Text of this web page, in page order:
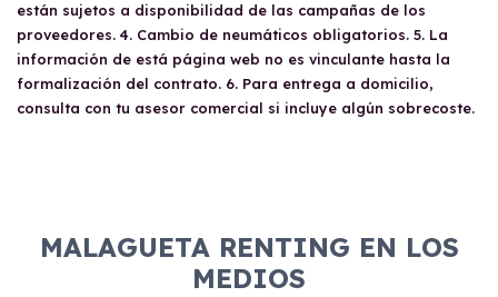
están sujetos a disponibilidad de las campañas de los
proveedores. 4. Cambio de neumáticos obligatorios. 5. La
información de está página web no es vinculante hasta la
formalización del contrato. 6. Para entrega a domicilio,
consulta con tu asesor comercial si incluye algún sobrecoste.
MALAGUETA RENTING EN LOS
MEDIOS